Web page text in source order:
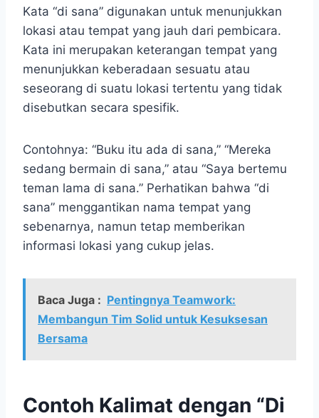
Kata “di sana” digunakan untuk menunjukkan
lokasi atau tempat yang jauh dari pembicara.
Kata ini merupakan keterangan tempat yang
menunjukkan keberadaan sesuatu atau
seseorang di suatu lokasi tertentu yang tidak
disebutkan secara spesifik.
Contohnya: “Buku itu ada di sana,” “Mereka
sedang bermain di sana,” atau “Saya bertemu
teman lama di sana.” Perhatikan bahwa “di
sana” menggantikan nama tempat yang
sebenarnya, namun tetap memberikan
informasi lokasi yang cukup jelas.
Baca Juga : Pentingnya Teamwork:
Membangun Tim Solid untuk Kesuksesan
Bersama
Contoh Kalimat dengan “Di